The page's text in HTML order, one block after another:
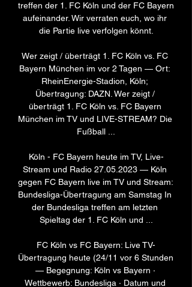
treffen der 1. FC Köln und der FC Bayern
aufeinander. Wir verraten euch, wo ihr
die Partie live verfolgen könnt.
Wer zeigt / überträgt 1. FC Köln vs. FC
Bayern München im vor 2 Tagen — Ort:
RheinEnergie-Stadion, Köln;
Übertragung: DAZN. Wer zeigt /
überträgt 1. FC Köln vs. FC Bayern
München im TV und LIVE-STREAM? Die
Fußball ...
Köln - FC Bayern heute im TV, Live-
Stream und Radio 27.05.2023 — Köln
gegen FC Bayern live im TV und Stream:
Bundesliga-Übertragung am Samstag In
der Bundesliga treffen am letzten
Spieltag der 1. FC Köln und ...
FC Köln vs FC Bayern: Live TV-
Übertragung heute (24/11 vor 6 Stunden
— Begegnung: Köln vs Bayern ·
Wettbewerb: Bundesliga · Datum und